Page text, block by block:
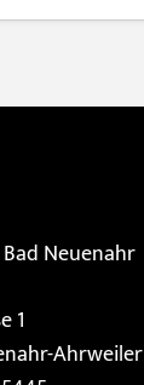
Bad Neuenahr
1
Ahrweiler